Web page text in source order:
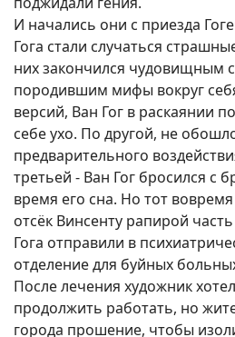
И начались они с приезда
Гога стали случаться
них закончился чудовищным
породившим мифы вокруг
версий, Ван Гог в раскаянии
себе ухо. По другой, не
предварительного
третьей - Ван Гог бросился с
время его сна. Но тот
отсёк Винсенту рапирой
Гога отправили в
отделение для буйных
После лечения художник
продолжить работать, но
города прошение, чтобы